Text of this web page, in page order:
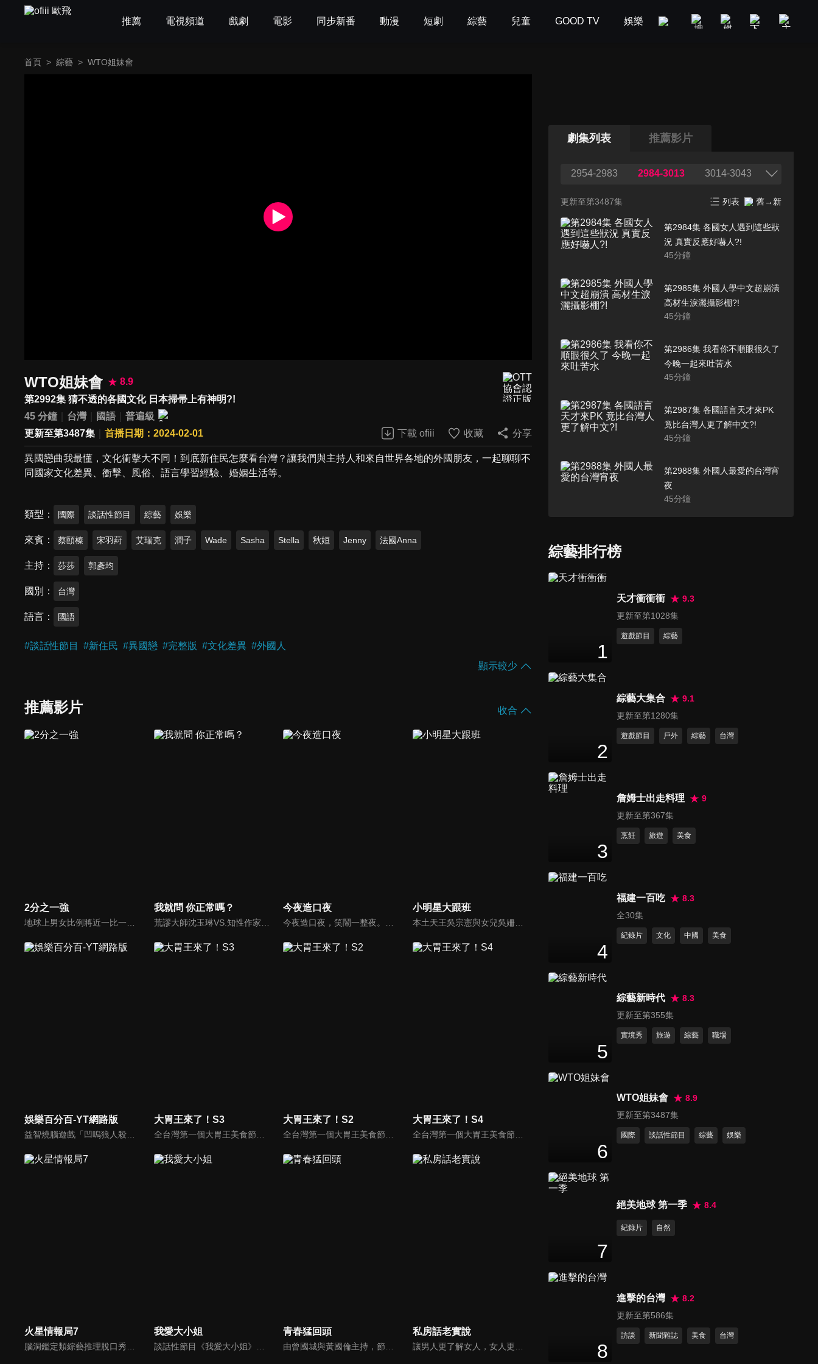
推薦 電視頻道 戲劇 電影 同步新番 動漫 短劇 綜藝 兒童 GOOD TV 娛樂 美食旅遊 新聞政論
首頁 > 綜藝 > WTO姐妹會
WTO姐妹會
8.9
第2992集 猜不透的各國文化 日本掃帚上有神明?!
45 分鐘
台灣 國語
普遍級
更新至第3487集
首播日期：2024-02-01 下載 ofiii 收藏 分享
異國戀曲我最懂，文化衝擊大不同！到底新住民怎麼看台灣？讓我們與主持人和來自世界各地的外國朋友，一起聊聊不
同國家文化差異、衝擊、風俗、語言學習經驗、婚姻生活等。
類型 國際 談話性節目 綜藝 娛樂
來賓 蔡頤榛 宋羽葤 艾瑞克 潤子 Wade Sasha Stella 秋姮 Jenny 法國Anna
主持 莎莎 郭彥均
國別 台灣
語言 國語
#談話性節目 #新住民 #異國戀 #完整版 #文化差異 #外國人
顯示較少
推薦影片 收合
2分之一強 我就問 你正常嗎？ 今夜造口夜 小明星大跟班
本土天王吳宗憲與女兒吳姍儒（Sandy）搭檔主持，每集邀請來賓暢談演藝圈大小事，父女檔聯手笑果十足，老梗搭上新世代，最新組合強勢登場！
娛樂百分百-YT網路版 大胃王來了！S3 大胃王來了！S2 大胃王來了！S4
火星情報局7
腦洞鑑定類綜藝推理脫口秀，陣容為薛之謙、大張偉、楊迪、劉維、黃子弘凡、黃聖依、龐博等…節目圍繞著當下熱梗熱點、觀眾的興趣點、共鳴點展開故事；火星特工廣發英雄帖正面對撞，迎戰近年最出圈、最有趣、最敢說的廠牌大咖們。真金不怕火煉！一場席卷全網的廠牌巔峰之戰即將展開！
我愛大小姐
談話性節目《我愛大小姐》是由吳淡如、林慧萍主持的一檔談話性節目，講訴女人間的那些事。
青春猛回頭
由曾國城與黃國倫主持，節目中邀請20位20歲以下青少年組成青春團，另一邊則為年紀相較成熟的藝人來賓為不老團，每集分別就一件青少年必定遇見的事件討論，看兩個不同年代的人們，所擁有的不同看法與立場。帶領讓觀眾一起回到那些年的青春歲月！
私房話老實說
讓男人更了解女人，女人更了解自己 ，揭密女性私房話，讓療癒專家教你更愛自己！由于美人和納豆攜手主持，更多你想知道的女性私密話題都在《私房話老實說》。
劇集列表 推薦影片
2954-2983 2984-3013 3014-3043
更新至第3487集 列表 舊→新
第2984集 各國女人遇到這些狀
況 真實反應好嚇人?!
45分鐘
第2985集 外國人學中文超崩潰
高材生淚灑攝影棚?!
45分鐘
第2986集 我看你不順眼很久了
今晚一起來吐苦水
45分鐘
第2987集 各國語言天才來PK
竟比台灣人更了解中文?!
45分鐘
第2988集 外國人最愛的台灣宵
夜
45分鐘
第2990集 出國「機」不可失
45分鐘
第2992集 猜不透的各國文化
45 分鐘
第2994集 另一半這些行為不
第2995集 出個國也能狀況百出
第2997集 各國人的完美主義
和服穿錯會被警察抓?!
大尺度讓人不得不買?!
第2999集 男人的嘴騙人的鬼!!
第3000集 台灣人根本不懂美食
45
第3002集 挖出隱藏的日本人內
幕!!(上集)
綜藝排行榜
1
天才衝衝衝
9.3
更新至第1028集
遊戲節目 綜藝
2
綜藝大集合
9.1
更新至第1280集
遊戲節目 戶外 綜藝 台灣
3
詹姆士出走料理
9
更新至第367集
烹飪 旅遊 美食
4
福建一百吃
8.3
全30集
紀錄片 文化 中國 美食
5
綜藝新時代
8.3
更新至第355集
實境秀 旅遊 綜藝 職場
6
WTO姐妹會
8.9
更新至第3487集
國際 談話性節目 綜藝 娛樂
7
絕美地球 第一季 8.4
紀錄片 自然
8
進擊的台灣
8.2
更新至第586集
訪談 新聞雜誌 美食 台灣